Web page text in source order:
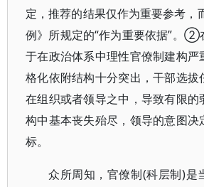
定，推荐的结果仅作为重要参考，
例》所规定的“作为重要依据”。②
于在政治体系中理性官僚制建构严
格化依附结构十分突出，干部选拔
在组织或者领导之中，导致有限的
构中基本丧失殆尽，领导的意图决
标。
众所周知，官僚制(科层制)是